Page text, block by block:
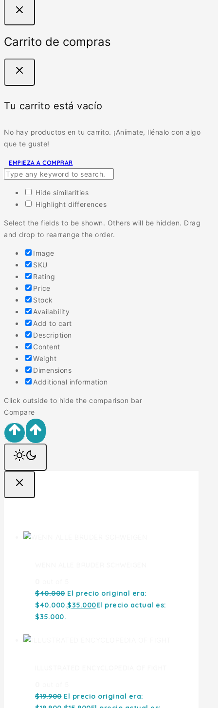
Carrito de compras
Tu carrito está vacío
No hay productos en tu carrito. ¡Anímate, llénalo con algo
que te guste!
EMPIEZA A COMPRAR
Hide similarities
Highlight differences
Select the fields to be shown. Others will be hidden. Drag
and drop to rearrange the order.
Image
SKU
Rating
Price
Stock
Availability
Add to cart
Description
Content
Weight
Dimensions
Additional information
Click outside to hide the comparison bar
Compare
$40.000 El precio original era:
$40.000.$35.000El precio actual es:
$35.000.
$19.900 El precio original era: